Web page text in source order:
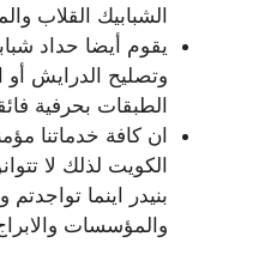
الشبابيك القلاب
يقوم أيضا حداد
وتصليح الدرايش
الطبقات بحرفية
ان كافة خدماتنا
الكويت لذلك لا
بنيدر اينما
والمؤسسات